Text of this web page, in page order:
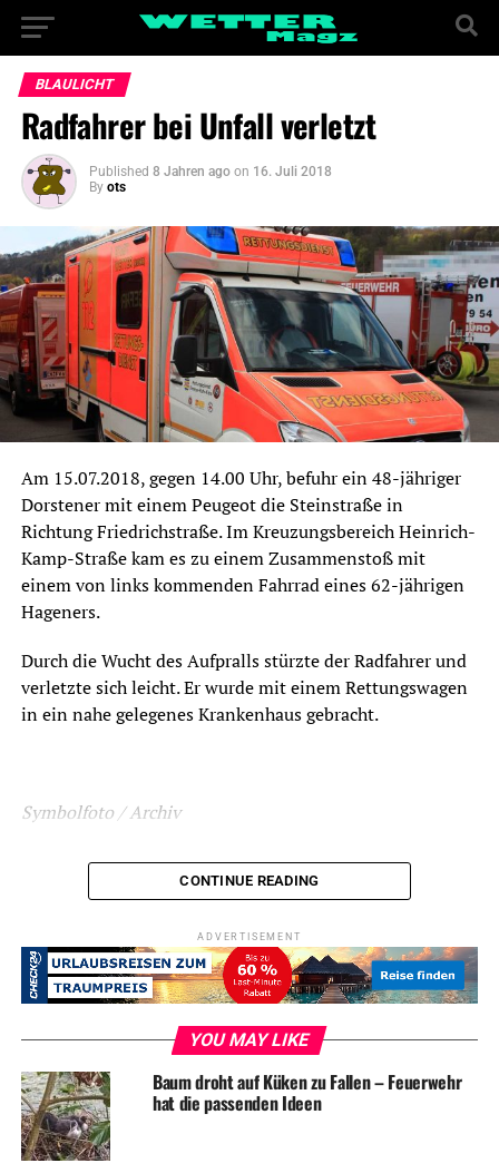
BLAULICHT
Radfahrer bei Unfall verletzt
Published 8 Jahren ago on 16. Juli 2018
By ots
Am 15.07.2018, gegen 14.00 Uhr, befuhr ein 48-jähriger
Dorstener mit einem Peugeot die Steinstraße in
Richtung Friedrichstraße. Im Kreuzungsbereich Heinrich-
Kamp-Straße kam es zu einem Zusammenstoß mit
einem von links kommenden Fahrrad eines 62-jährigen
Hageners.
Durch die Wucht des Aufpralls stürzte der Radfahrer und
verletzte sich leicht. Er wurde mit einem Rettungswagen
in ein nahe gelegenes Krankenhaus gebracht.
Symbolfoto / Archiv
ADVERTISEMENT
RELATED TOPICS: BLAULICHT NEWS UNFALL
Wohnungseinbruch in Mehrfamilienhaus
Feuerwehr befreit Menschen aus Aufzug
CONTINUE READING
ADVERTISEMENT
YOU MAY LIKE
Baum droht auf Küken zu Fallen – Feuerwehr
hat die passenden Ideen